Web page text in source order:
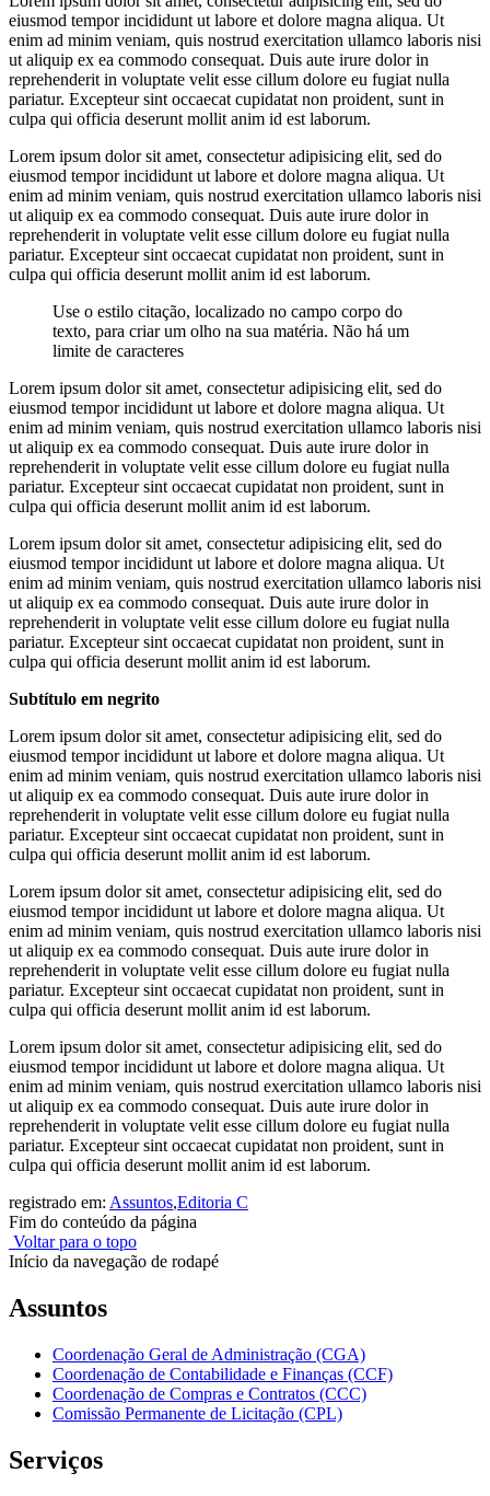
eiusmod tempor incididunt ut labore et dolore magna aliqua. Ut
enim ad minim veniam, quis nostrud exercitation ullamco laboris nisi
ut aliquip ex ea commodo consequat. Duis aute irure dolor in
reprehenderit in voluptate velit esse cillum dolore eu fugiat nulla
pariatur. Excepteur sint occaecat cupidatat non proident, sunt in
culpa qui officia deserunt mollit anim id est laborum.
Lorem ipsum dolor sit amet, consectetur adipisicing elit, sed do
eiusmod tempor incididunt ut labore et dolore magna aliqua. Ut
enim ad minim veniam, quis nostrud exercitation ullamco laboris nisi
ut aliquip ex ea commodo consequat. Duis aute irure dolor in
reprehenderit in voluptate velit esse cillum dolore eu fugiat nulla
pariatur. Excepteur sint occaecat cupidatat non proident, sunt in
culpa qui officia deserunt mollit anim id est laborum.
Use o estilo citação, localizado no campo corpo do
texto, para criar um olho na sua matéria. Não há um
limite de caracteres
Lorem ipsum dolor sit amet, consectetur adipisicing elit, sed do
eiusmod tempor incididunt ut labore et dolore magna aliqua. Ut
enim ad minim veniam, quis nostrud exercitation ullamco laboris nisi
ut aliquip ex ea commodo consequat. Duis aute irure dolor in
reprehenderit in voluptate velit esse cillum dolore eu fugiat nulla
pariatur. Excepteur sint occaecat cupidatat non proident, sunt in
culpa qui officia deserunt mollit anim id est laborum.
Lorem ipsum dolor sit amet, consectetur adipisicing elit, sed do
eiusmod tempor incididunt ut labore et dolore magna aliqua. Ut
enim ad minim veniam, quis nostrud exercitation ullamco laboris nisi
ut aliquip ex ea commodo consequat. Duis aute irure dolor in
reprehenderit in voluptate velit esse cillum dolore eu fugiat nulla
pariatur. Excepteur sint occaecat cupidatat non proident, sunt in
culpa qui officia deserunt mollit anim id est laborum.
Subtítulo em negrito
Lorem ipsum dolor sit amet, consectetur adipisicing elit, sed do
eiusmod tempor incididunt ut labore et dolore magna aliqua. Ut
enim ad minim veniam, quis nostrud exercitation ullamco laboris nisi
ut aliquip ex ea commodo consequat. Duis aute irure dolor in
reprehenderit in voluptate velit esse cillum dolore eu fugiat nulla
pariatur. Excepteur sint occaecat cupidatat non proident, sunt in
culpa qui officia deserunt mollit anim id est laborum.
Lorem ipsum dolor sit amet, consectetur adipisicing elit, sed do
eiusmod tempor incididunt ut labore et dolore magna aliqua. Ut
enim ad minim veniam, quis nostrud exercitation ullamco laboris nisi
ut aliquip ex ea commodo consequat. Duis aute irure dolor in
reprehenderit in voluptate velit esse cillum dolore eu fugiat nulla
pariatur. Excepteur sint occaecat cupidatat non proident, sunt in
culpa qui officia deserunt mollit anim id est laborum.
Lorem ipsum dolor sit amet, consectetur adipisicing elit, sed do
eiusmod tempor incididunt ut labore et dolore magna aliqua. Ut
enim ad minim veniam, quis nostrud exercitation ullamco laboris nisi
ut aliquip ex ea commodo consequat. Duis aute irure dolor in
reprehenderit in voluptate velit esse cillum dolore eu fugiat nulla
pariatur. Excepteur sint occaecat cupidatat non proident, sunt in
culpa qui officia deserunt mollit anim id est laborum.
registrado em: Assuntos,Editoria C
Fim do conteúdo da página
Voltar para o topo
Início da navegação de rodapé
Assuntos
Coordenação Geral de Administração (CGA)
Coordenação de Contabilidade e Finanças (CCF)
Coordenação de Compras e Contratos (CCC)
Comissão Permanente de Licitação (CPL)
Serviços